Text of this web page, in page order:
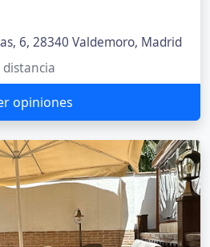
6, 28340 Valdemoro, Madrid
opiniones